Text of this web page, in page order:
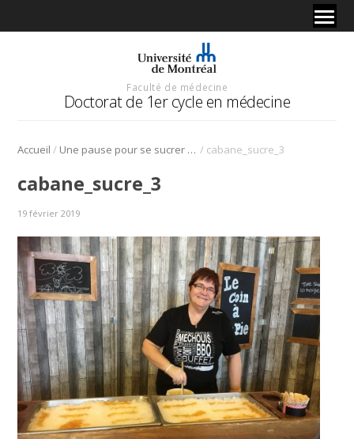
Faculté de médecine
Doctorat de 1er cycle en médecine
Accueil / Une pause pour se sucrer le bec / cabane_sucre_3
cabane_sucre_3
19 février 2019